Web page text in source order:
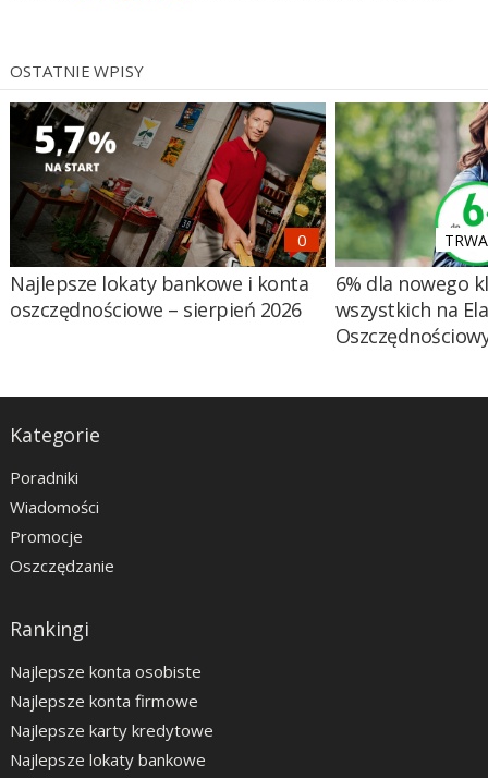
OSTATNIE WPISY
Najlepsze lokaty bankowe i konta
oszczędnościowe – sierpień 2026
6% dla nowego
wszystkich na
Kategorie
Poradniki
Wiadomości
Promocje
Oszczędzanie
Rankingi
Najlepsze konta osobiste
Najlepsze konta firmowe
Najlepsze karty kredytowe
Najlepsze lokaty bankowe